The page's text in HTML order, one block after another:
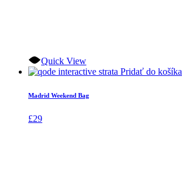
Quick View
Pridať do košíka
Madrid Weekend Bag
£29